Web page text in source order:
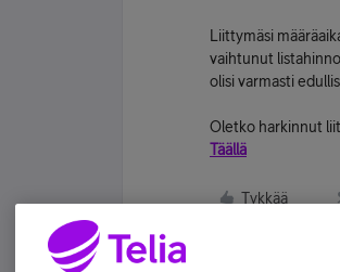
Liittymäsi
vaihtunut
olisi varmasti
Oletko harkinnut
Täällä
Tykkää